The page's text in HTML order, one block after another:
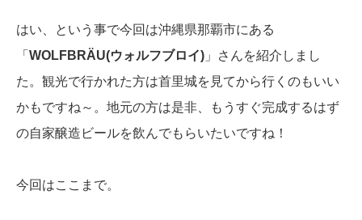
はい、という事で今回は沖縄県那覇市にある
「 WOLFBRÄU(ウォルフブロイ) 」さんを紹介しまし
た。観光で行かれた方は首里城を見てから行くのもいい
かもですね～。地元の方は是非、もうすぐ完成するはず
の自家醸造ビールを飲んでもらいたいですね！
今回はここまで。